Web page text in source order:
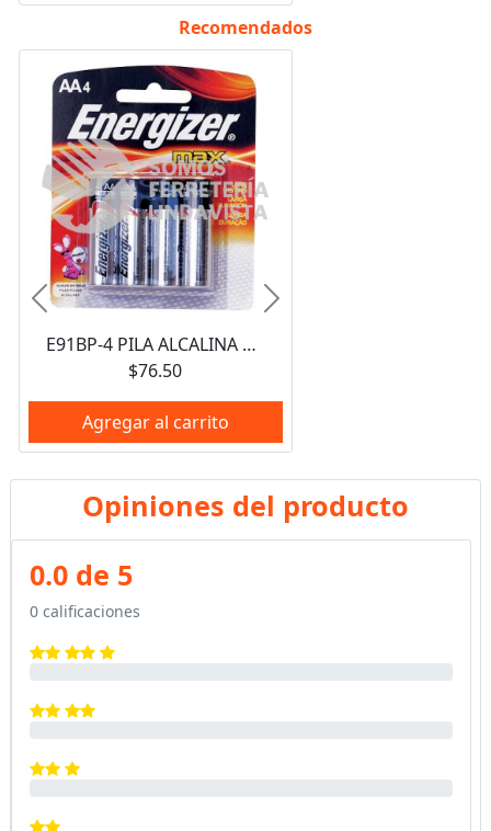
Recomendados
E91BP-4 PILA ALCALINA AA PAQUETE CON 4 PIEZAS ENERGIZER
$76.50
Agregar al carrito
Anterior Siguiente
Opiniones del producto
0.0 de 5
0 calificaciones